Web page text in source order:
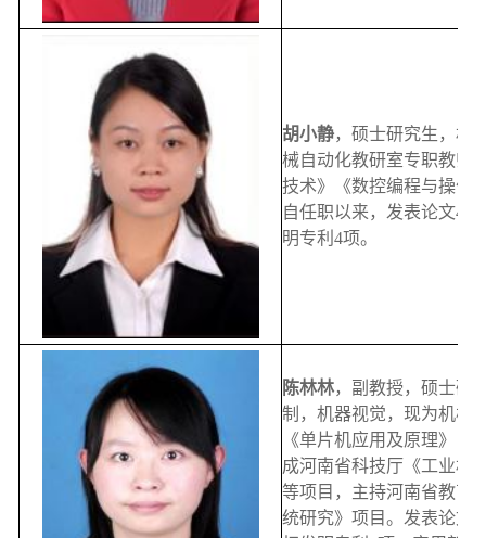
胡小静，硕士研究生，机
械自动化教研室专职教师
技术》《数控编程与操作
自任职以来，发表论文4
明专利4项。
陈林林，副教授，硕士研
制，机器视觉，现为机械
《单片机应用及原理》《
成河南省科技厅《工业机
等项目，主持河南省教育
统研究》项目。发表论文